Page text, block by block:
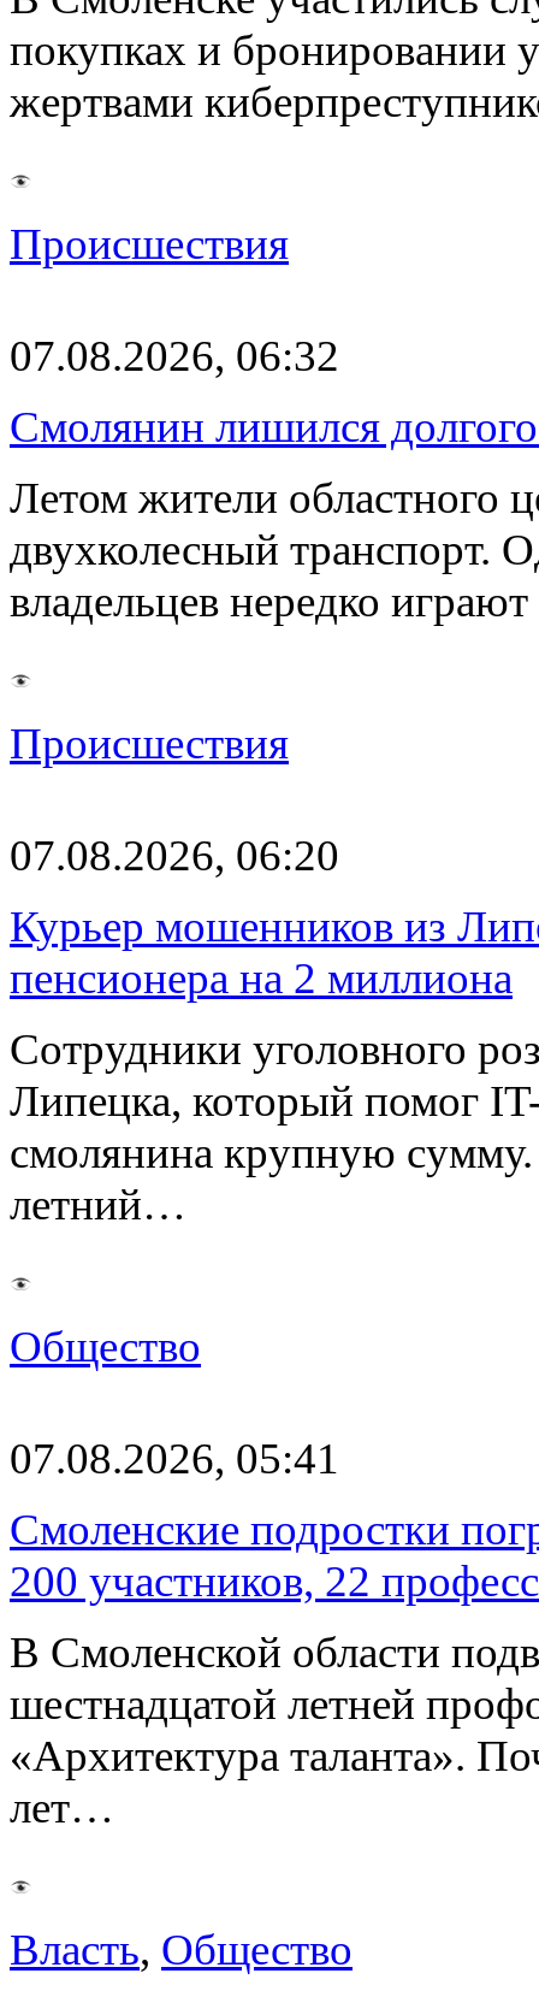
покупках и бронировании
жертвами
Происшествия
07.08.2026, 06:32
Смолянин лишился
Летом жители областного
двухколесный транспорт.
владельцев нередко
Происшествия
07.08.2026, 06:20
Курьер мошенников из
пенсионера на 2 миллиона
Сотрудники уголовного
Липецка, который помог
смолянина крупную
летний…
Общество
07.08.2026, 05:41
Смоленские подростки
200 участников, 22
В Смоленской области
шестнадцатой летней
«Архитектура таланта».
лет…
Власть, Общество